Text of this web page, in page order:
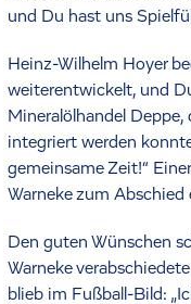
und Du hast uns
Heinz-Wilhelm Hoyer
weiterentwickelt, und
Mineralölhandel
integriert werden
gemeinsame Zeit!“
Warneke zum Abschied
Den guten Wünschen
Warneke
blieb im Fußball-Bild: